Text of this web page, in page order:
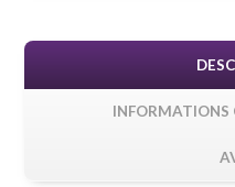
INFORMATIONS